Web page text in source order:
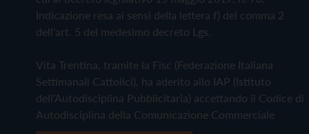
Indicazione resa ai sensi della lettera f) del comma 2
dell'art. 5 del medesimo decreto Lgs.
Vita Trentina, tramite la Fisc (Federazione Italiana
Settimanali Cattolici), ha aderito allo IAP (Istituto
dell'Autodisciplina Pubblicitaria) accettando il Codice di
Autodisciplina della Comunicazione Commerciale